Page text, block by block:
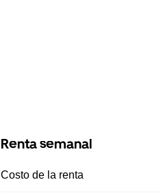
Renta semanal
Costo de la renta